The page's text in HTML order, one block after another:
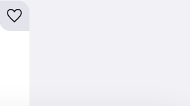
Lägg till i favoriter